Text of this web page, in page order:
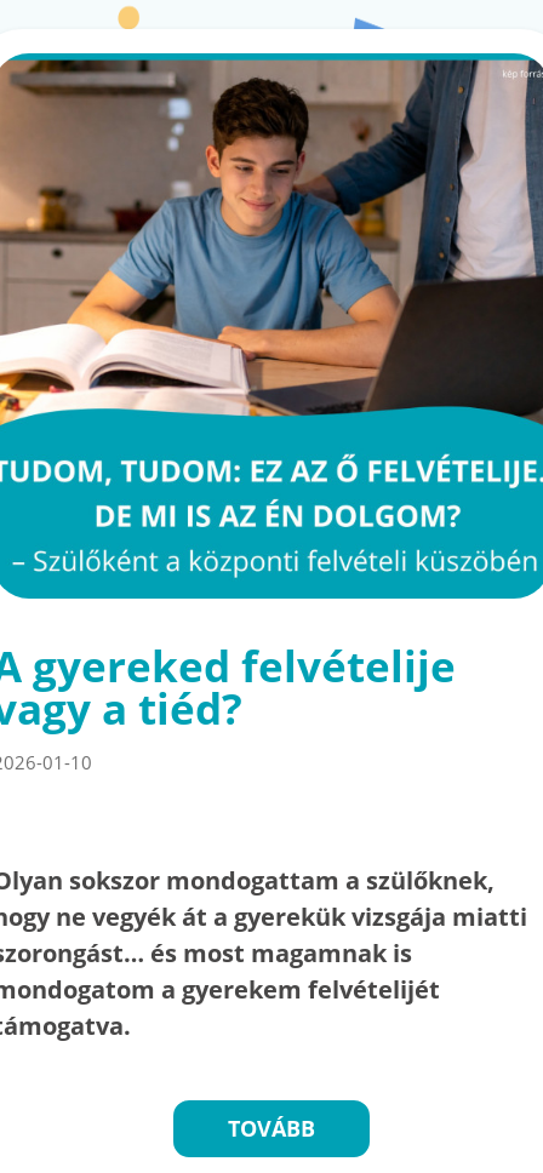
gyereked felvételije
a tiéd?
01-10
sokszor mondogattam a szülőknek,
ne vegyék át a gyerekük vizsgája miatti
és most magamnak is
a gyerekem felvételijét
TOVÁBB